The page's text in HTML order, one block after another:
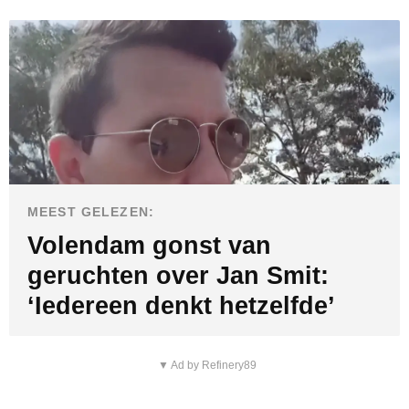
MEEST GELEZEN:
Volendam gonst van
geruchten over Jan Smit:
‘Iedereen denkt hetzelfde’
▼ Ad by Refinery89